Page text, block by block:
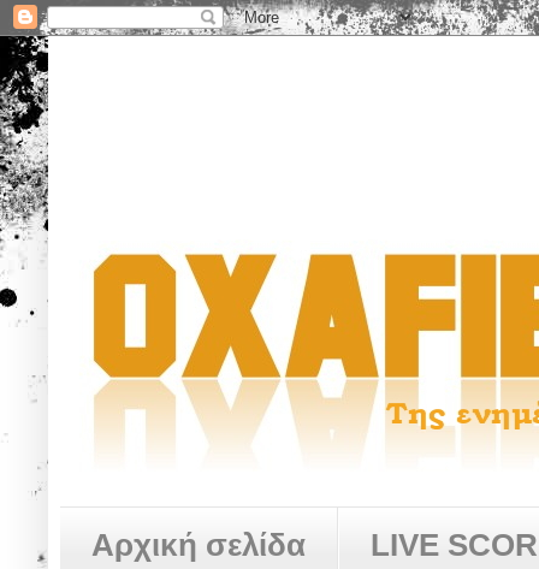
Αρχική σελίδα LIVE